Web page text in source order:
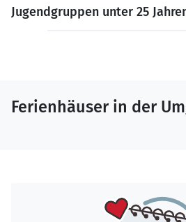
Jugendgruppen unter 25
Ferienhäuser in der